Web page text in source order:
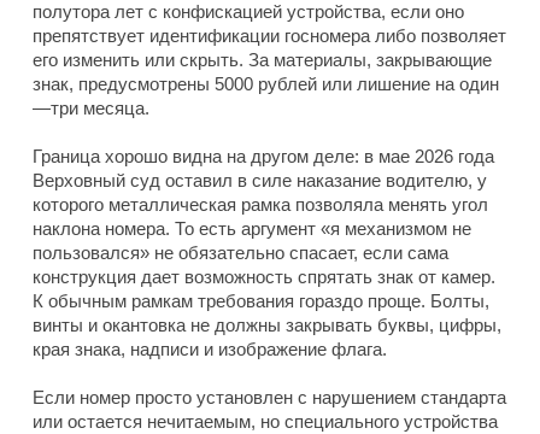
полутора лет с конфискацией устройства, если оно
препятствует идентификации госномера либо позволяет
его изменить или скрыть. За материалы, закрывающие
знак, предусмотрены 5000 рублей или лишение на один
—три месяца.
Граница хорошо видна на другом деле: в мае 2026 года
Верховный суд оставил в силе наказание водителю, у
которого металлическая рамка позволяла менять угол
наклона номера. То есть аргумент «я механизмом не
пользовался» не обязательно спасает, если сама
конструкция дает возможность спрятать знак от камер.
К обычным рамкам требования гораздо проще. Болты,
винты и окантовка не должны закрывать буквы, цифры,
края знака, надписи и изображение флага.
Если номер просто установлен с нарушением стандарта
или остается нечитаемым, но специального устройства